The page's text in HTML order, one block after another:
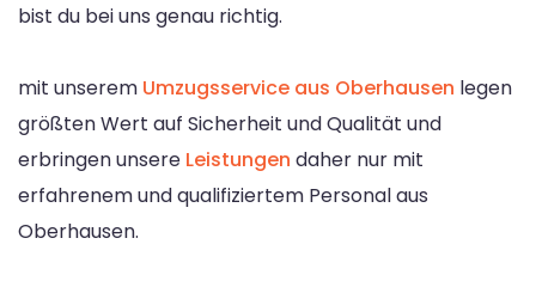
bist du bei uns genau richtig.
mit unserem Umzugsservice aus Oberhausen legen
größten Wert auf Sicherheit und Qualität und
erbringen unsere Leistungen daher nur mit
erfahrenem und qualifiziertem Personal aus
Oberhausen.